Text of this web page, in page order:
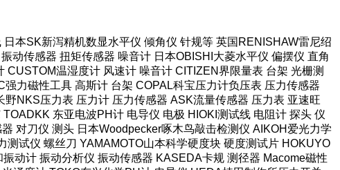
本SK新泻精机数显水平仪 倾角仪 针规等 英国RENISHAW雷尼绍
动传感器 扭矩传感器 噪音计 日本OBISHI大菱水平仪 偏摆仪 直角
温湿度计 风速计 噪音计 CITIZEN界限量表 台架 光栅测
力磁性工具 高斯计 台架 COPAL科宝压力计负压表 压力传感器
NKS压力表 压力计 压力传感器 ASK流量传感器 压力表 亚速旺
东亚电波PH计 电导仪 电极 HIOKI测试线 电阻计 探头 仪
对刀仪 测头 日本Woodpecker啄木鸟敲击检测仪 AIKOH爱光力学
试仪 螺丝刀 YAMAMOTO山本科学硬度块 硬度测试片 HOKUYO
动计 振动分析仪 振动传感器 KASEDA卡规 测径器 Macome磁性